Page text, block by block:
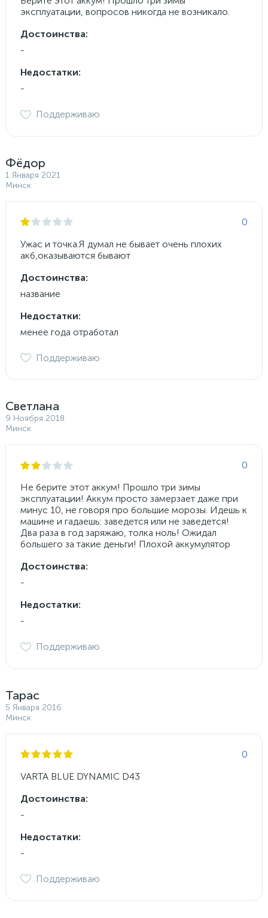
эксплуатации, вопросов никогда не возникало.
Достоинства:
-
Недостатки:
-
Поддерживаю
Фёдор
1 Января 2021
Минск
0
Ужас и точка.Я думал не бывает очень плохих
акб,оказываются бывают
Достоинства:
название
Недостатки:
менее года отработал
Поддерживаю
Светлана
9 Ноября 2018
Минск
0
Не берите этот аккум! Прошло три зимы
эксплуатации! Аккум просто замерзает даже при
минус 10, не говоря про большие морозы. Идешь к
машине и гадаешь: заведется или не заведется!
Два раза в год заряжаю, толка ноль! Ожидал
большего за такие деньги! Плохой аккумулятор
Достоинства:
-
Недостатки:
-
Поддерживаю
Тарас
5 Января 2016
Минск
0
VARTA BLUE DYNAMIC D43
Достоинства:
-
Недостатки:
-
Поддерживаю